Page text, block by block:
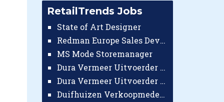
RetailTrends Jobs
State of Art Designer
Redman Europe Sales Developer (Europe)
MS Mode Storemanager
Dura Vermeer Uitvoerder GWW Amsterdam
Dura Vermeer Uitvoerder Civiel Nijmegen
Duifhuizen Verkoopmedewerker Ridderkerk